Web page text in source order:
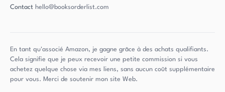
Contact hello@booksorderlist.com
En tant qu'associé Amazon, je gagne grâce à des achats qualifiants.
Cela signifie que je peux recevoir une petite commission si vous
achetez quelque chose via mes liens, sans aucun coût supplémentaire
pour vous. Merci de soutenir mon site Web.